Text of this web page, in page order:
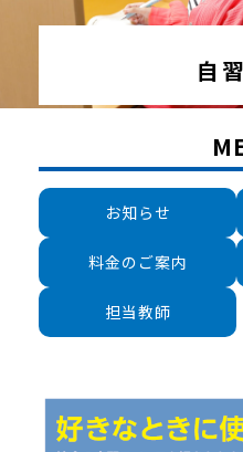
自
お知らせ
料金のご案内
担当教師